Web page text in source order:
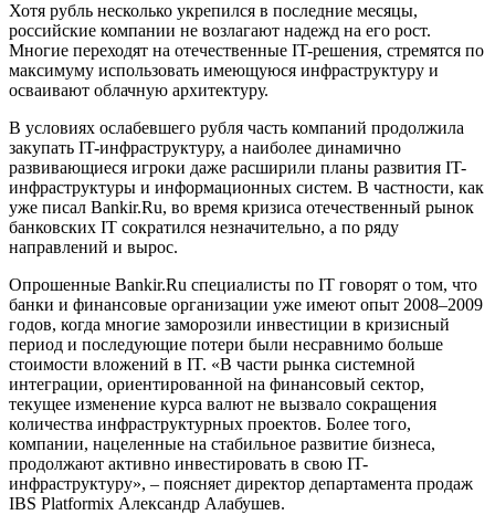
Хотя рубль несколько укрепился в последние месяцы,
российские компании не возлагают надежд на его рост.
Многие переходят на отечественные IT-решения, стремятся по
максимуму использовать имеющуюся инфраструктуру и
осваивают облачную архитектуру.
В условиях ослабевшего рубля часть компаний продолжила
закупать IT-инфраструктуру, а наиболее динамично
развивающиеся игроки даже расширили планы развития IT-
инфраструктуры и информационных систем. В частности, как
уже писал Bankir.Ru, во время кризиса отечественный рынок
банковских IT сократился незначительно, а по ряду
направлений и вырос.
Опрошенные Bankir.Ru специалисты по IT говорят о том, что
банки и финансовые организации уже имеют опыт 2008–2009
годов, когда многие заморозили инвестиции в кризисный
период и последующие потери были несравнимо больше
стоимости вложений в IT. «В части рынка системной
интеграции, ориентированной на финансовый сектор,
текущее изменение курса валют не вызвало сокращения
количества инфраструктурных проектов. Более того,
компании, нацеленные на стабильное развитие бизнеса,
продолжают активно инвестировать в свою IT-
инфраструктуру», – поясняет директор департамента продаж
IBS Platformix Александр Алабушев.